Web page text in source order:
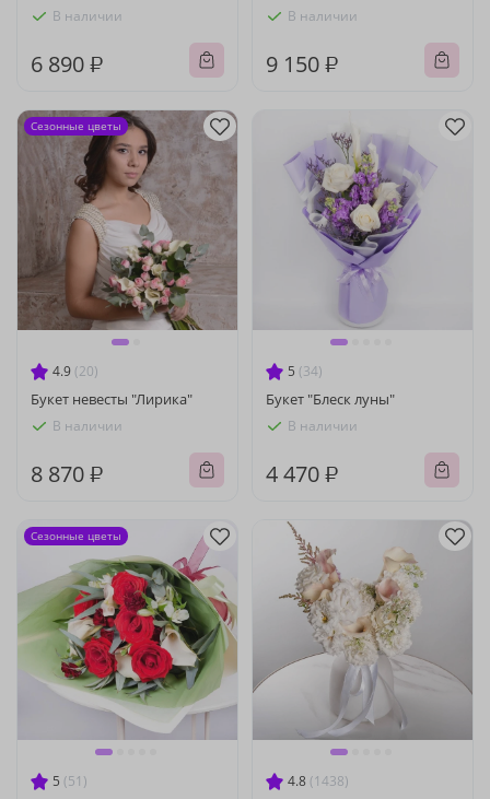
В наличии
6 890 ₽
В наличии
9 150 ₽
4.9 (20)
Букет невесты "Лирика"
В наличии
8 870 ₽
Сезонные цветы
5 (34)
Букет "Блеск луны"
В наличии
4 470 ₽
5 (51)
Сезонные цветы
4.8 (1438)